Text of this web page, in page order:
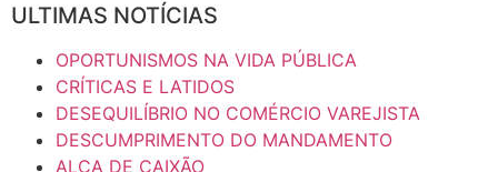
ULTIMAS NOTÍCIAS
OPORTUNISMOS NA VIDA PÚBLICA
CRÍTICAS E LATIDOS
DESEQUILÍBRIO NO COMÉRCIO VAREJISTA
DESCUMPRIMENTO DO MANDAMENTO
ALÇA DE CAIXÃO